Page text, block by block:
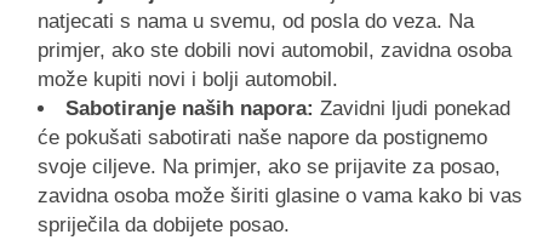
natjecati s nama u svemu, od posla do veza. Na
primjer, ako ste dobili novi automobil, zavidna osoba
može kupiti novi i bolji automobil.
Sabotiranje naših napora: Zavidni ljudi ponekad
će pokušati sabotirati naše napore da postignemo
svoje ciljeve. Na primjer, ako se prijavite za posao,
zavidna osoba može širiti glasine o vama kako bi vas
spriječila da dobijete posao.